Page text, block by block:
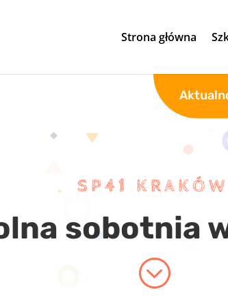
Strona główna
SP41 KRAKÓW
sobotnia
;